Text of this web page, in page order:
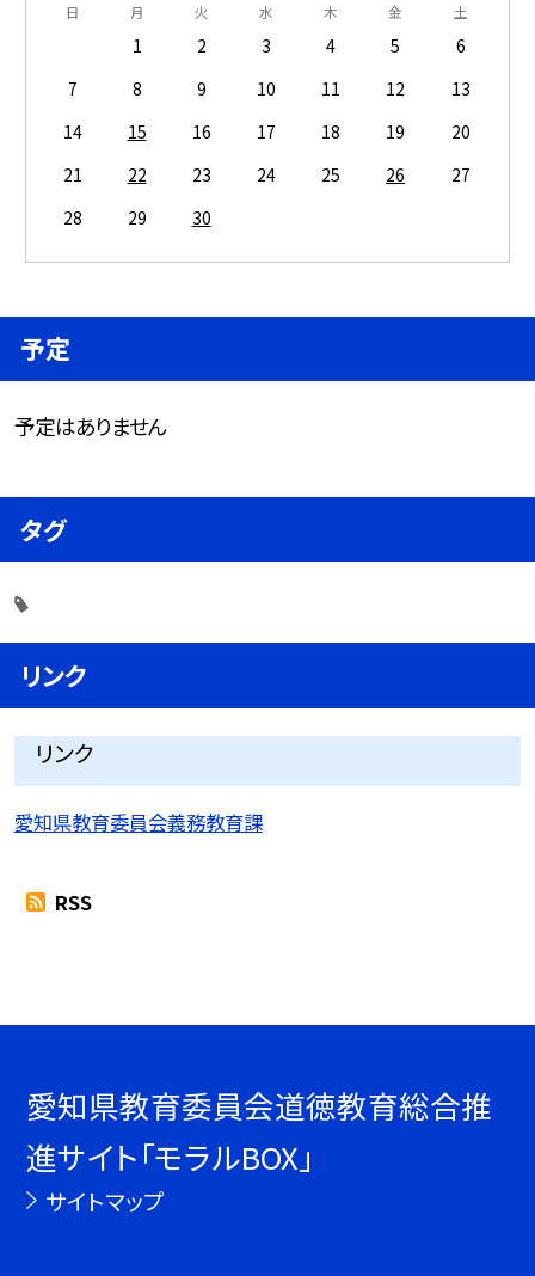
日 月 火 水 木 金 土
1 2 3 4 5
6
7
8 9 10 11 12
13
14
15 16 17 18 19
20
21
22 23 24 25 26
27
28
29 30
予定
予定はありません
タグ
リンク
リンク
愛知県教育委員会義務教育課
RSS
愛知県教育委員会道徳教育総合推
進サイト「モラルBOX」
サイトマップ